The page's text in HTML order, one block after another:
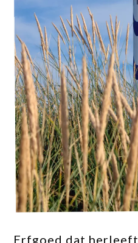
​Erfgoed dat herleeft